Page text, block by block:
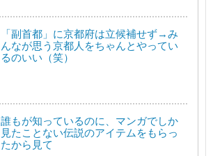
「副首都」に京都府は立候補せず→み
んなが思う京都人をちゃんとやってい
るのいい（笑）
誰もが知っているのに、マンガでしか
見たことない伝説のアイテムをもらっ
たから見て